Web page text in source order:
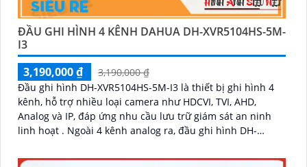
ĐẦU GHI HÌNH 4 KÊNH DAHUA DH-XVR5104HS-5M-
I3
3,190,000 ₫
3,190,000 ₫
Đầu ghi hình DH-XVR5104HS-5M-I3 là thiết bị ghi hình 4
kênh, hỗ trợ nhiều loại camera như HDCVI, TVI, AHD,
Analog và IP, đáp ứng nhu cầu lưu trữ giám sát an ninh
linh hoạt . Ngoài 4 kênh analog ra, đầu ghi hình DH-
IP hỗ trợ độ phân giải tối đa 6MP